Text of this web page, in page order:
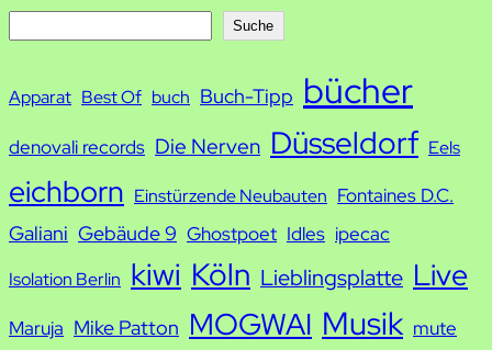
c
Suche
Apparat Best Of buch Buch-Tipp bücher
denovali records Die Nerven Düsseldorf Eels
eichborn Einstürzende Neubauten Fontaines D.C.
Galiani Gebäude 9 Ghostpoet Idles ipecac
Isolation Berlin kiwi Köln Lieblingsplatte Live
Maruja Mike Patton MOGWAI Musik mute